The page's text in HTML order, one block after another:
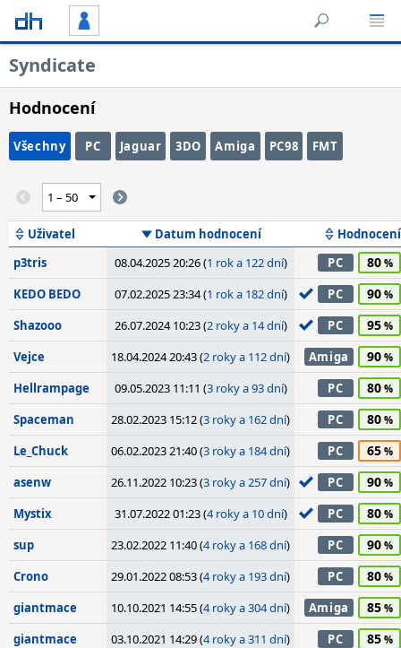
Syndicate
Hodnocení
Všechny PC Jaguar 3DO Amiga PC98 FMT
Uživatel Datum hodnocení
Hodnocení
p3tris
08.04.2025 20:26 (1 rok a 122 dní) PC 80
KEDO BEDO 07.02.2025 23:34 (1 rok a 182 dní) PC 90
Shazooo 26.07.2024 10:23 (2 roky a 14 dní) PC 95
Vejce 18.04.2024 20:43 (2 roky a 112 dní) Amiga 90
Hellrampage 09.05.2023 11:11 (3 roky a 93 dní) PC 80
Spaceman 28.02.2023 15:12 (3 roky a 162 dní) PC 80
Le_Chuck 06.02.2023 21:40 (3 roky a 184 dní) PC 65
asenw 26.11.2022 10:23 (3 roky a 257 dní) PC 90
Mystix 31.07.2022 01:23 (4 roky a 10 dní) PC 80
sup 23.02.2022 11:40 (4 roky a 168 dní) PC 90
Crono 29.01.2022 08:53 (4 roky a 193 dní) PC 80
giantmace 10.10.2021 14:55 (4 roky a 304 dní) Amiga 85
giantmace 03.10.2021 14:29 (4 roky a 311 dní) PC 85